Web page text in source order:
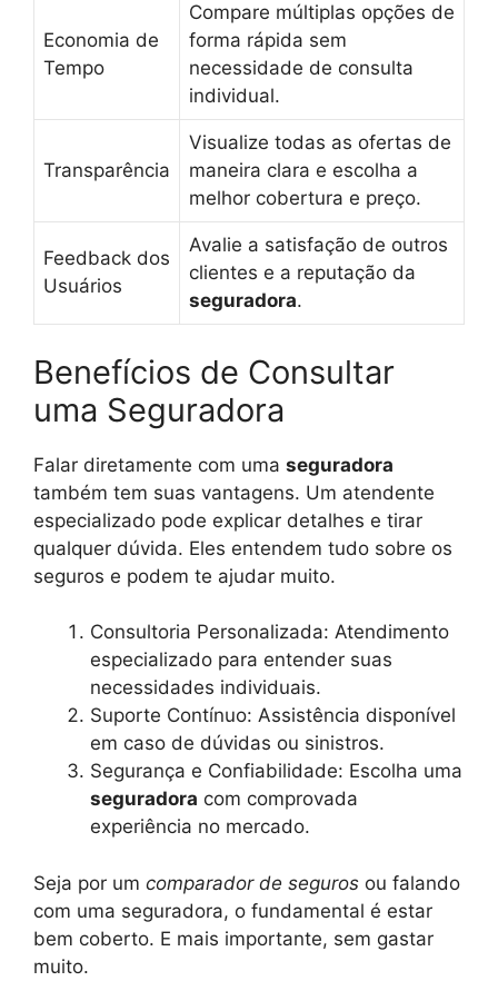
Economia de
Tempo
Compare múltiplas opções de
forma rápida sem
necessidade de consulta
individual.
Transparência
Visualize todas as ofertas de
maneira clara e escolha a
melhor cobertura e preço.
Feedback dos
Usuários
Avalie a satisfação de outros
clientes e a reputação da
seguradora.
Benefícios de Consultar
uma Seguradora
Falar diretamente com uma seguradora
também tem suas vantagens. Um atendente
especializado pode explicar detalhes e tirar
qualquer dúvida. Eles entendem tudo sobre os
seguros e podem te ajudar muito.
Consultoria Personalizada: Atendimento
especializado para entender suas
necessidades individuais.
Suporte Contínuo: Assistência disponível
em caso de dúvidas ou sinistros.
Segurança e Confiabilidade: Escolha uma
seguradora com comprovada
experiência no mercado.
Seja por um comparador de seguros ou falando
com uma seguradora, o fundamental é estar
bem coberto. E mais importante, sem gastar
muito.